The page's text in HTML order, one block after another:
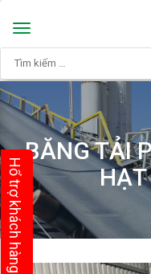
Toggle
navigation
BĂNG TẢI
HẠT
Hổ trợ khách hàng